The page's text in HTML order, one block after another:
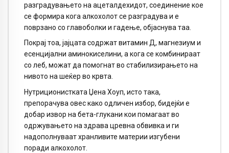
разградувањето на ацеталдехидот, соединение кое
се формира кога алкохолот се разградува и е
поврзано со главоболки и гадење, објаснува таа.
Покрај тоа, јајцата содржат витамин Д, магнезиум и
есенцијални аминокиселини, а кога се комбинираат
со леб, можат да помогнат во стабилизирањето на
нивото на шеќер во крвта.
Нутриционистката Џена Хоуп, исто така,
препорачува овес како одличен избор, бидејќи е
добар извор на бета-глукани кои помагаат во
одржувањето на здрава цревна обвивка и ги
надополнуваат хранливите материи изгубени
поради алкохолот.